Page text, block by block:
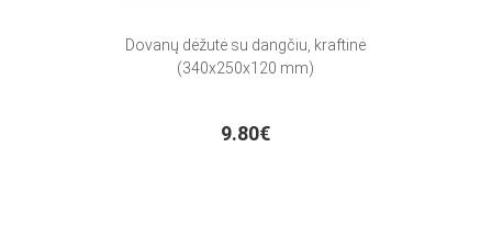
Dovanų dėžutė su dangčiu, kraftinė
(340x250x120 mm)
9.80€